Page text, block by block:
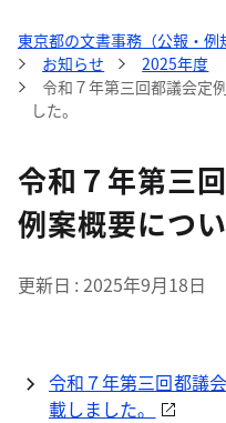
東京都の文書事務（公報・例
お知らせ
2025年度
令和７年第三回都議会定
した。
令和７年第三
例案概要につ
更新日 2025年9月18日
令和７年第三回都議
載しました。